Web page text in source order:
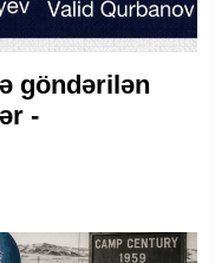
göndərilən
-